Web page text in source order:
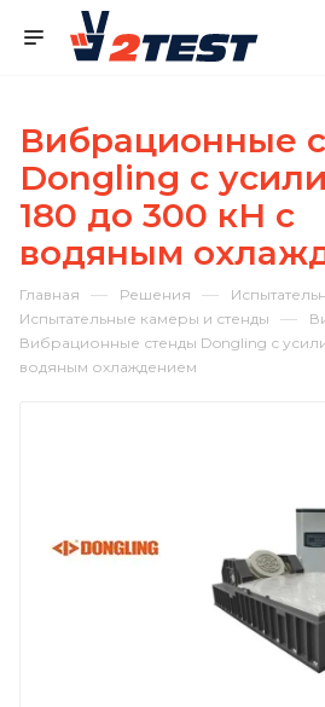
Вибрационные
Dongling с
180 до 300 кН с
водяным
Главная — Решения —
Испытательные камеры и стенды —
Вибрационные стенды Dongling с
водяным охлаждением